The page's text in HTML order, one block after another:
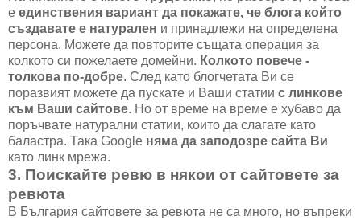
е единствения вариант да покажате, че блога който
създавате е натурален и принадлежи на определена
персона. Можете да повторите същата операция за
колкото си пожелаете домейни. Колкото повече -
толкова по-добре. След като блогчетата Ви се
поразвият можете да пускате и Ваши статии с линкове
към Ваши сайтове. Но от време на време е хубаво да
поръчвате натурални статии, които да слагате като
баластра. Така Google няма да заподозре сайта Ви
като линк мрежа.
3. Поискайте ревю в някои от сайтовете за
ревюта
В България сайтовете за ревюта не са много, но въпреки